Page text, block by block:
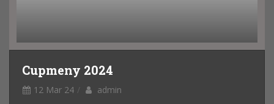
Cupmeny 2024
12 Mar 24
admin